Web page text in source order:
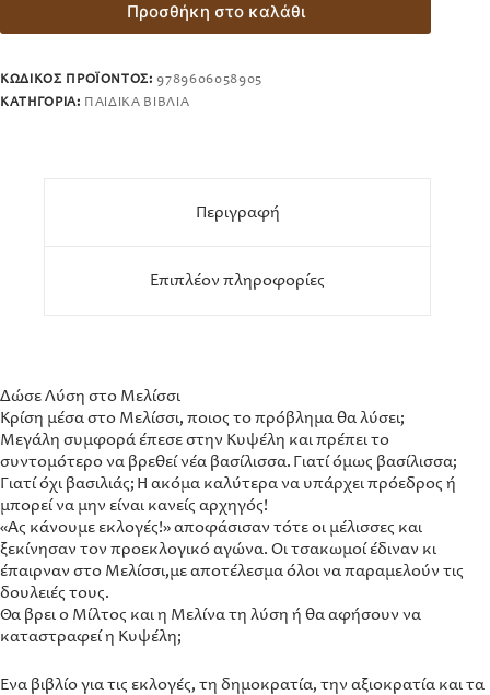
Προσθήκη στο καλάθι
ΚΩΔΙΚΌΣ ΠΡΟΪΌΝΤΟΣ:9789606058905
ΚΑΤΗΓΟΡΊΑ: ΠΑΙΔΙΚΆ ΒΙΒΛΊΑ
Περιγραφή
Επιπλέον πληροφορίες
Δώσε Λύση στο Μελίσσι
Κρίση μέσα στο Μελίσσι, ποιος το πρόβλημα θα λύσει;
Μεγάλη συμφορά έπεσε στην Κυψέλη και πρέπει το
συντομότερο να βρεθεί νέα βασίλισσα. Γιατί όμως βασίλισσα;
Γιατί όχι βασιλιάς; Ή ακόμα καλύτερα να υπάρχει πρόεδρος ή
μπορεί να μην είναι κανείς αρχηγός!
«Ας κάνουμε εκλογές!» αποφάσισαν τότε οι μέλισσες και
ξεκίνησαν τον προεκλογικό αγώνα. Οι τσακωμοί έδιναν κι
έπαιρναν στο Μελίσσι,με αποτέλεσμα όλοι να παραμελούν τις
δουλειές τους.
Θα βρει ο Μίλτος και η Μελίνα τη λύση ή θα αφήσουν να
καταστραφεί η Κυψέλη;
Ένα βιβλίο για τις εκλογές, τη δημοκρατία, την αξιοκρατία και τα